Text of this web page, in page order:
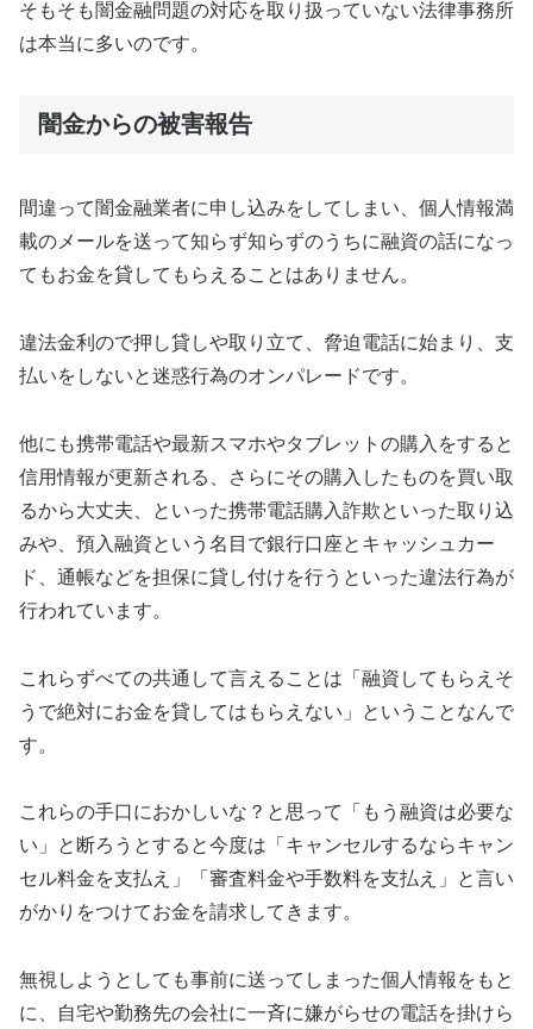
そもそも闇金融問題の対応を取り扱っていない法律事務所
は本当に多いのです。
闇金からの被害報告
間違って闇金融業者に申し込みをしてしまい、個人情報満
載のメールを送って知らず知らずのうちに融資の話になっ
てもお金を貸してもらえることはありません。
違法金利ので押し貸しや取り立て、脅迫電話に始まり、支
払いをしないと迷惑行為のオンパレードです。
他にも携帯電話や最新スマホやタブレットの購入をすると
信用情報が更新される、さらにその購入したものを買い取
るから大丈夫、といった携帯電話購入詐欺といった取り込
みや、預入融資という名目で銀行口座とキャッシュカー
ド、通帳などを担保に貸し付けを行うといった違法行為が
行われています。
これらずべての共通して言えることは「融資してもらえそ
うで絶対にお金を貸してはもらえない」ということなんで
す。
これらの手口におかしいな？と思って「もう融資は必要な
い」と断ろうとすると今度は「キャンセルするならキャン
セル料金を支払え」「審査料金や手数料を支払え」と言い
がかりをつけてお金を請求してきます。
無視しようとしても事前に送ってしまった個人情報をもと
に、自宅や勤務先の会社に一斉に嫌がらせの電話を掛けら